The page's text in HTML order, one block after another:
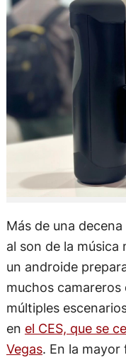
Más de una
al son de la música
un androide
muchos camareros
múltiples
en el CES, que se
Vegas. En la